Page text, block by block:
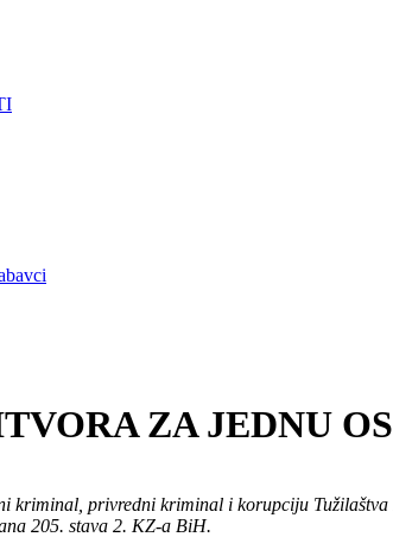
ZA JEDNU
kriminal, privredni kriminal i korupciju
205. stava 2. KZ-a BiH.